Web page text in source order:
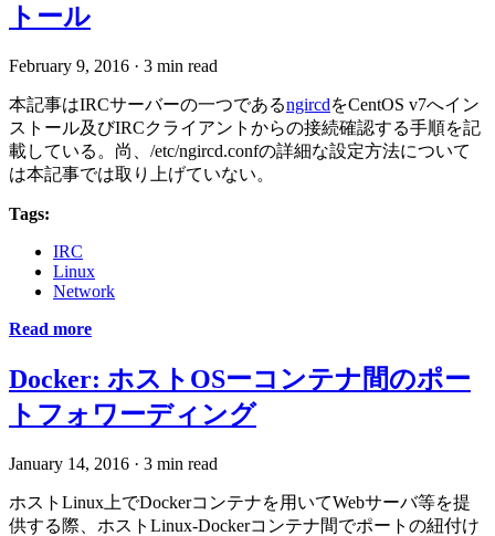
トール
February 9, 2016 · 3 min read
本記事はIRCサーバーの一つであるngircdをCentOS v7へイン
ストール及びIRCクライアントからの接続確認する手順を記
載している。尚、/etc/ngircd.confの詳細な設定方法について
は本記事では取り上げていない。
Tags:
IRC
Linux
Network
Read more
Docker: ホストOSーコンテナ間のポー
トフォワーディング
January 14, 2016 · 3 min read
ホストLinux上でDockerコンテナを用いてWebサーバ等を提
供する際、ホストLinux-Dockerコンテナ間でポートの紐付け